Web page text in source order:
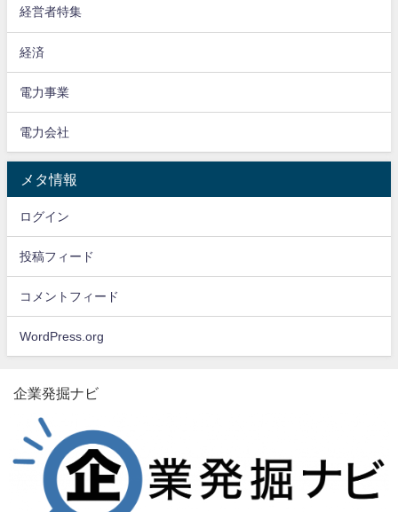
経営者特集
経済
電力事業
電力会社
メタ情報
ログイン
投稿フィード
コメントフィード
WordPress.org
企業発掘ナビ